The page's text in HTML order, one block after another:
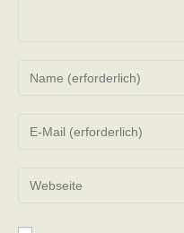
oder
Kommentieren
Mail-